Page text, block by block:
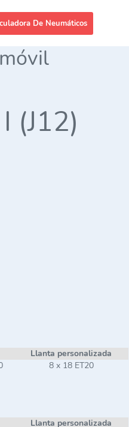
De Neumáticos
(J12)
Llanta personalizada
8 x 18 ET20
Llanta personalizada